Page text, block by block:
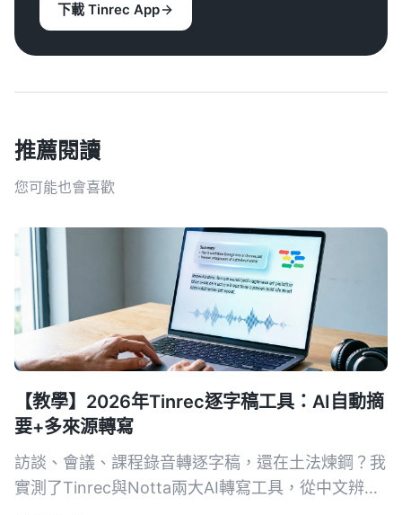
下載 Tinrec App
推薦閱讀
您可能也會喜歡
【教學】2026年Tinrec逐字稿工具：AI自動摘
要+多來源轉寫
訪談、會議、課程錄音轉逐字稿，還在土法煉鋼？我
實測了Tinrec與Notta兩大AI轉寫工具，從中文辨